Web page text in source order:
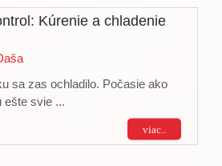
Kúrenie a chladenie
sa zas ochladilo. Počasie ako
ešte svie ...
viac..